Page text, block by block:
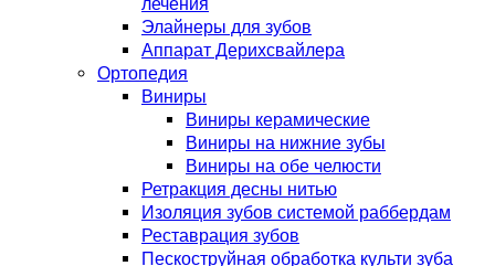
лечения
Элайнеры для зубов
Аппарат Дерихсвайлера
Ортопедия
Виниры
Виниры керамические
Виниры на нижние зубы
Виниры на обе челюсти
Ретракция десны нитью
Изоляция зубов системой раббердам
Реставрация зубов
Пескоструйная обработка культи зуба